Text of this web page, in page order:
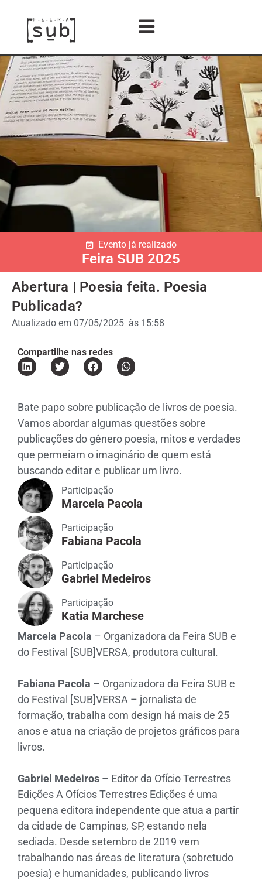
Evento já realizado
Feira SUB 2025
Abertura | Poesia feita. Poesia
Publicada?
Atualizado em 07/05/2025 às 15:58
Compartilhe nas redes
Bate papo sobre publicação de livros de poesia.
Vamos abordar algumas questões sobre
publicações do gênero poesia, mitos e verdades
que permeiam o imaginário de quem está
buscando editar e publicar um livro.
Participação
Marcela Pacola
Participação
Fabiana Pacola
Participação
Gabriel Medeiros
Participação
Katia Marchese
Marcela Pacola – Organizadora da Feira SUB e
do Festival [SUB]VERSA, produtora cultural.
Fabiana Pacola – Organizadora da Feira SUB e
do Festival [SUB]VERSA – jornalista de
formação, trabalha com design há mais de 25
anos e atua na criação de projetos gráficos para
livros.
Gabriel Medeiros – Editor da Ofício Terrestres
Edições A Ofícios Terrestres Edições é uma
pequena editora independente que atua a partir
da cidade de Campinas, SP, estando nela
sediada. Desde setembro de 2019 vem
trabalhando nas áreas de literatura (sobretudo
poesia) e humanidades, publicando livros